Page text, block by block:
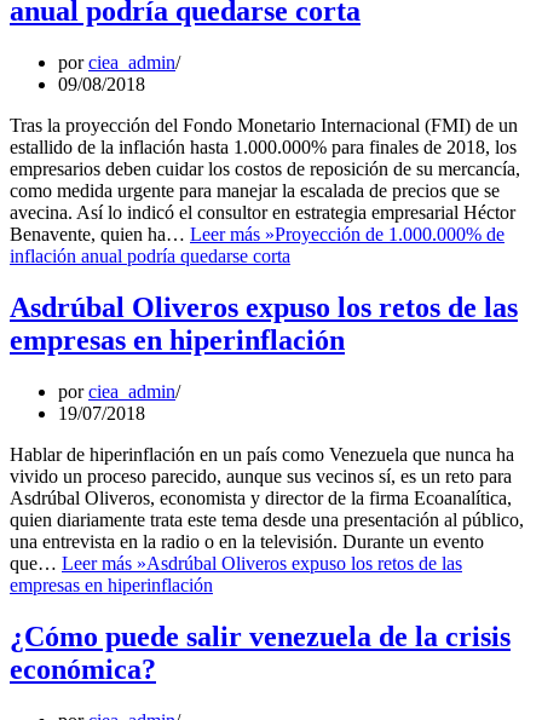
anual podría quedarse corta
porciea_admin
09/08/2018
Tras la proyección del Fondo Monetario Internacional (FMI) de un
estallido de la inflación hasta 1.000.000% para finales de 2018, los
empresarios deben cuidar los costos de reposición de su mercancía,
como medida urgente para manejar la escalada de precios que se
avecina. Así lo indicó el consultor en estrategia empresarial Héctor
Benavente, quien ha… Leer más »Proyección de 1.000.000% de
inflación anual podría quedarse corta
Asdrúbal Oliveros expuso los retos de las
empresas en hiperinflación
porciea_admin
19/07/2018
Hablar de hiperinflación en un país como Venezuela que nunca ha
vivido un proceso parecido, aunque sus vecinos sí, es un reto para
Asdrúbal Oliveros, economista y director de la firma Ecoanalítica,
quien diariamente trata este tema desde una presentación al público,
una entrevista en la radio o en la televisión. Durante un evento
que… Leer más »Asdrúbal Oliveros expuso los retos de las
empresas en hiperinflación
¿Cómo puede salir venezuela de la crisis
económica?